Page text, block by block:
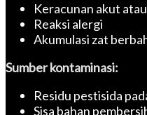
Keracunan akut
Reaksi alergi
Akumulasi zat
Sumber kontaminasi:
Residu pestisida
Sisa bahan